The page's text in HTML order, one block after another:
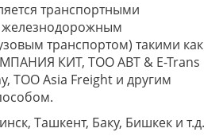
транспортными
транспортом) такими как
КИТ, ТОО ABT & E-Trans
ТОО Asia Freight и другим
Ташкент, Баку, Бишкек и т.д.